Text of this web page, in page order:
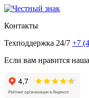
Контакты
Техподдержка 24/7 +7
Если вам нравится